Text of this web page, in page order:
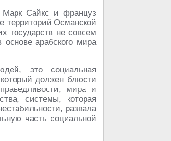
Сайкс и француз
территорий Османской
государств не совсем
арабского мира
это социальная
должен блюсти
мира и
системы, которая
развала
часть социальной